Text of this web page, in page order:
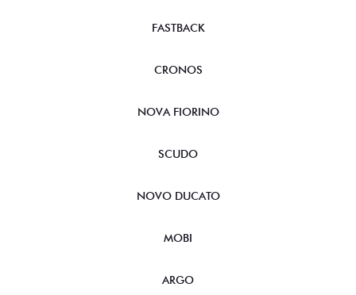
FASTBACK
CRONOS
NOVA FIORINO
SCUDO
NOVO DUCATO
MOBI
ARGO